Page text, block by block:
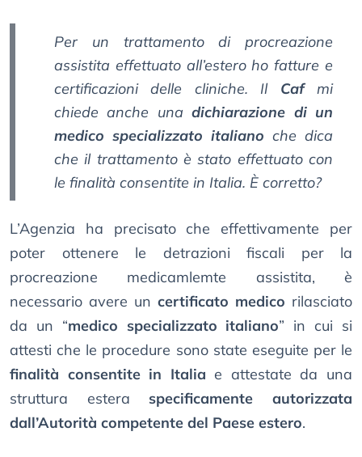
Per un trattamento di procreazione
assistita effettuato all’estero ho fatture e
certificazioni delle cliniche. Il Cafmi
chiede anche unadichiarazione di un
medico specializzato italiano che dica
che il trattamento è stato effettuato con
le finalità consentite in Italia. È corretto?
L’Agenzia ha precisato che effettivamente per
poter ottenere le detrazioni fiscali per la
procreazione medicamlemte assistita, è
necessario avere un certificato medico rilasciato
da un “medico specializzato italiano” in cui si
attesti che le procedure sono state eseguite per le
finalità consentite in Italia e attestate da una
struttura estera specificamente autorizzata
dall’Autorità competente del Paese estero.